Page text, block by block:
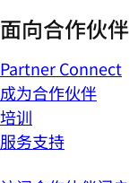
面向合作伙伴
Partner Connect
成为合作伙伴
培训
服务支持